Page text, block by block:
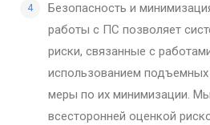
Безопасность и
работы с ПС позволяет
риски, связанные с
использованием подъемных
меры по их минимизации.
всесторонней оценкой